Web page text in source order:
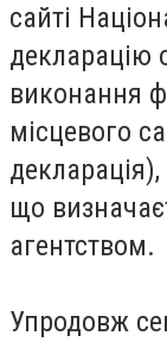
сайті
декларацію
виконання
місцевого
що
агентством.
Упродовж